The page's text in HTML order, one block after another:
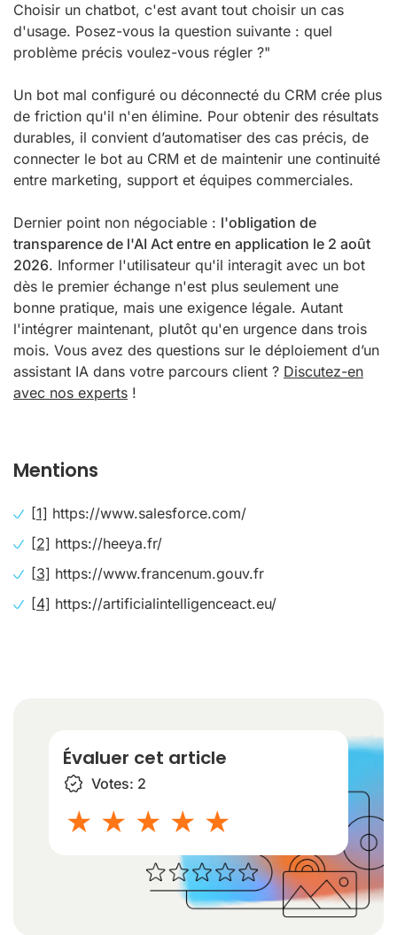
Choisir un chatbot, c'est avant tout choisir un cas
d'usage. Posez-vous la question suivante : quel
problème précis voulez-vous régler ?"
Un bot mal configuré ou déconnecté du CRM crée plus
de friction qu'il n'en élimine. Pour obtenir des résultats
durables, il convient d’automatiser des cas précis, de
connecter le bot au CRM et de maintenir une continuité
entre marketing, support et équipes commerciales.
Dernier point non négociable : l'obligation de
transparence de l'AI Act entre en application le 2 août
2026. Informer l'utilisateur qu'il interagit avec un bot
dès le premier échange n'est plus seulement une
bonne pratique, mais une exigence légale. Autant
l'intégrer maintenant, plutôt qu'en urgence dans trois
mois. Vous avez des questions sur le déploiement d’un
assistant IA dans votre parcours client ? Discutez-en
avec nos experts !
Mentions
[1] https://www.salesforce.com/
[2] https://heeya.fr/
[3] https://www.francenum.gouv.fr
[4] https://artificialintelligenceact.eu/
Évaluer cet article
Votes: 2
2 stars
3 stars
4 stars
5 stars